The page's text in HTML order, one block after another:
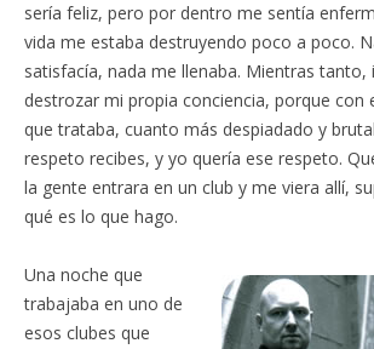
sería feliz, pero por dentro me sentía
vida me estaba destruyendo poco a poco.
satisfacía, nada me llenaba. Mientras tanto,
destrozar mi propia conciencia, porque con
que trataba, cuanto más despiadado y
respeto recibes, y yo quería ese respeto.
la gente entrara en un club y me viera allí,
qué es lo que hago.
Una noche que
trabajaba en uno de
esos clubes que